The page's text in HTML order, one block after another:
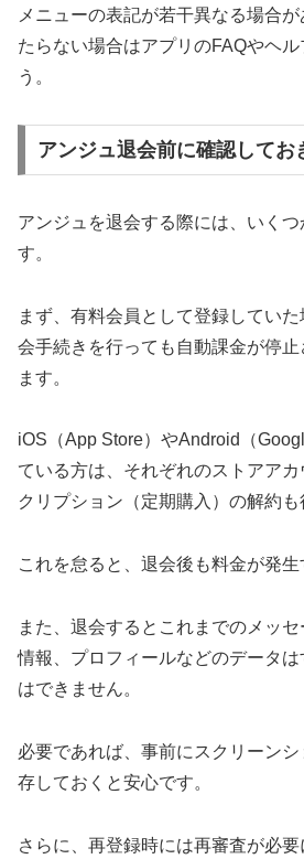
メニューの表記が若干異なる場合
たらない場合はアプリのFAQやヘ
う。
アンジュ退会前に確認してお
アンジュを退会する際には、いくつ
す。
まず、有料会員として登録してい
会手続きを行っても自動課金が停止
ます。
iOS（App Store）やAndroid（
ている方は、それぞれのストアア
クリプション（定期購入）の解約も
これを怠ると、退会後も料金が発生
また、退会するとこれまでのメッ
情報、プロフィールなどのデータ
はできません。
必要であれば、事前にスクリーン
存しておくと安心です。
さらに、再登録時には再審査が必